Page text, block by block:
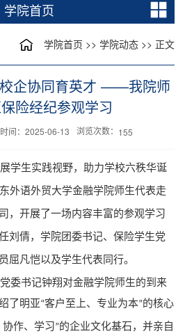
学院首页
学院首页 >> 学院动态 >> 正文
企协同育英才 ——我院师
险经纪参观学习
间：2025-06-13 浏览次数： 155
学生实践视野，助力学校六秩华诞
外语外贸大学金融学院师生代表走
，开展了一场内容丰富的参观学习
刘倩，学院团委书记、保险学生党
屈凡恺以及学生代表同行。
委书记钟翔对金融学院师生的到来
了明亚“客户至上、专业为本”的核心
作、学习”的企业文化基石，并亲自